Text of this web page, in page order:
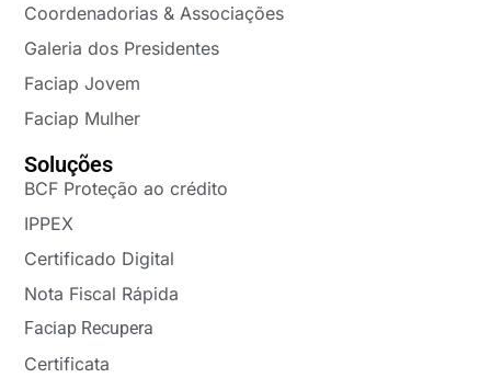
Coordenadorias & Associações
Galeria dos Presidentes
Faciap Jovem
Faciap Mulher
Soluções
BCF Proteção ao crédito
IPPEX
Certificado Digital
Nota Fiscal Rápida
Faciap Recupera
Certificata